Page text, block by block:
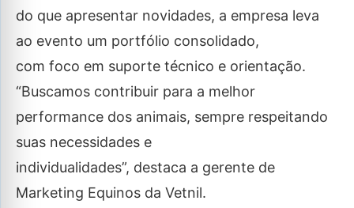
do que apresentar novidades, a empresa leva
ao evento um portfólio consolidado,
com foco em suporte técnico e orientação.
“Buscamos contribuir para a melhor
performance dos animais, sempre respeitando
suas necessidades e
individualidades”, destaca a gerente de
Marketing Equinos da Vetnil.